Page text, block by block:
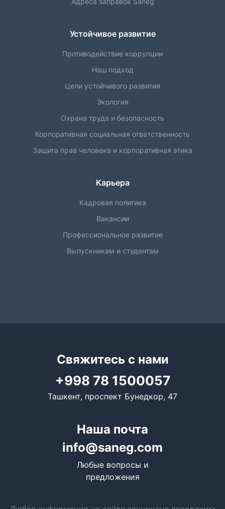
Устойчивое развитие
Противодействие коррупции
Наш подход
Цели устойчивого развития
Экология
Охрана труда и безопасность
Корпоративная социальная ответственность
Защита прав человека и корпоративная этика
Карьера
Кадровая политика
Вакансии
Профессиональное развитие
Выпускникам и студентам
Свяжитесь с нами
+998 78 1500057
Ташкент, проспект Бунедкор, 47
Наша почта
info@saneg.com
Любые вопросы и
предложения